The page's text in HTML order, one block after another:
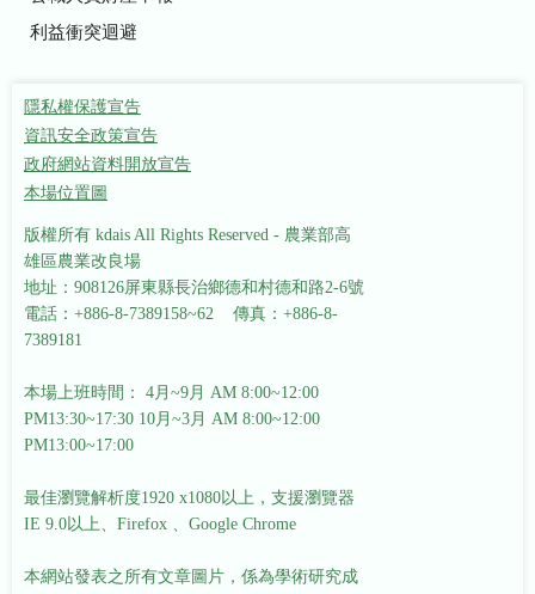
利益衝突迴避
隱私權保護宣告
資訊安全政策宣告
政府網站資料開放宣告
本場位置圖
版權所有 kdais All Rights Reserved - 農業部高
雄區農業改良場
地址：908126屏東縣長治鄉德和村德和路2-6號
電話：+886-8-7389158~62 傳真：+886-8-
7389181
本場上班時間： 4月~9月 AM 8:00~12:00
PM13:30~17:30 10月~3月 AM 8:00~12:00
PM13:00~17:00
最佳瀏覽解析度1920 x1080以上，支援瀏覽器
IE 9.0以上、Firefox 、Google Chrome
本網站發表之所有文章圖片，係為學術研究成